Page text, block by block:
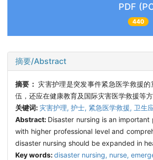
PDF
440
摘要/Abstract
摘要： 灾害护理是突发事件紧急医学救援
伍，还应在健康教育及国际灾害医学救援等
关键词: 灾害护理, 护士, 紧急医学救援, 卫生
Abstract: Disaster nursing is an
with higher professional level and
disaster nursing should be expanded in
Key words:disaster nursing, nurse,